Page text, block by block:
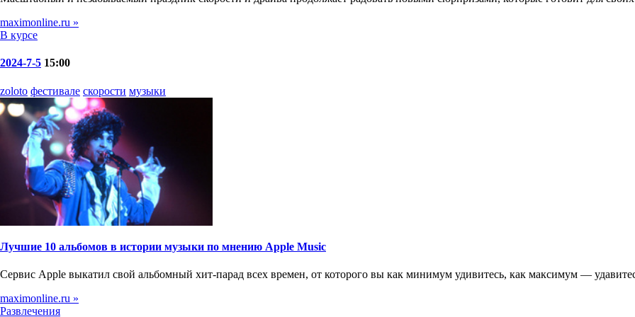
maximonline.ru »
В курсе
2024-7-5 15:00
zoloto фестивале скорости музыки
Лучшие 10 альбомов в истории музыки по мнению Apple Music
Сервис Apple выкатил свой альбомный хит-парад всех времен, от которого вы как минимум удивитесь, как максимум —
maximonline.ru »
Развлечения